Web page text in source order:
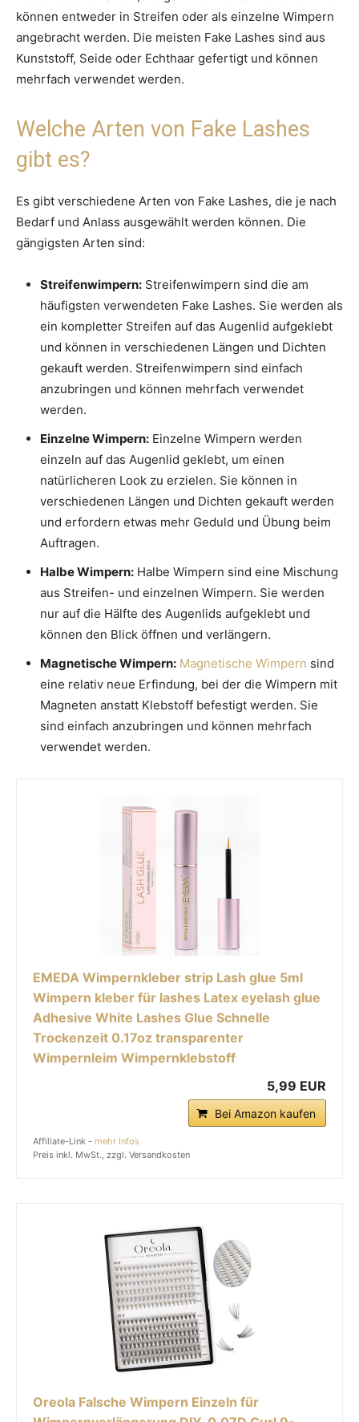
können entweder in Streifen oder als einzelne Wimpern
angebracht werden. Die meisten Fake Lashes sind aus
Kunststoff, Seide oder Echthaar gefertigt und können
mehrfach verwendet werden.
Welche Arten von Fake Lashes
gibt es?
Es gibt verschiedene Arten von Fake Lashes, die je nach
Bedarf und Anlass ausgewählt werden können. Die
gängigsten Arten sind:
Streifenwimpern: Streifenwimpern sind die am
häufigsten verwendeten Fake Lashes. Sie werden als
ein kompletter Streifen auf das Augenlid aufgeklebt
und können in verschiedenen Längen und Dichten
gekauft werden. Streifenwimpern sind einfach
anzubringen und können mehrfach verwendet
werden.
Einzelne Wimpern: Einzelne Wimpern werden
einzeln auf das Augenlid geklebt, um einen
natürlicheren Look zu erzielen. Sie können in
verschiedenen Längen und Dichten gekauft werden
und erfordern etwas mehr Geduld und Übung beim
Auftragen.
Halbe Wimpern: Halbe Wimpern sind eine Mischung
aus Streifen- und einzelnen Wimpern. Sie werden
nur auf die Hälfte des Augenlids aufgeklebt und
können den Blick öffnen und verlängern.
Magnetische Wimpern: Magnetische Wimpern sind
eine relativ neue Erfindung, bei der die Wimpern mit
Magneten anstatt Klebstoff befestigt werden. Sie
sind einfach anzubringen und können mehrfach
verwendet werden.
EMEDA Wimpernkleber strip Lash glue 5ml
Wimpern kleber für lashes Latex eyelash glue
Adhesive White Lashes Glue Schnelle
Trockenzeit 0.17oz transparenter
Wimpernleim Wimpernklebstoff
5,99 EUR
Bei Amazon kaufen
Affiliate-Link - mehr Infos
Preis inkl. MwSt., zzgl. Versandkosten
Oreola Falsche Wimpern Einzeln für